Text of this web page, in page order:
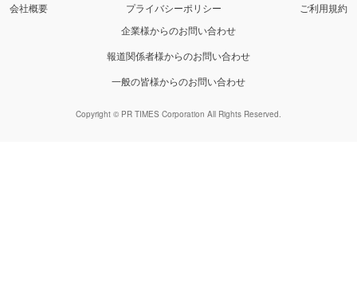
会社概要 プライバシーポリシー
ご利用規約
企業様からのお問い合わせ
報道関係者様からのお問い合わせ
一般の皆様からのお問い合わせ
Copyright © PR TIMES Corporation All Rights Reserved.